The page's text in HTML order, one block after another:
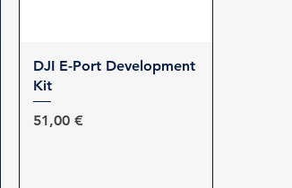
Γρήγορη προβολή
DJI E-Port Development
Kit
Τιμή
51,00 €